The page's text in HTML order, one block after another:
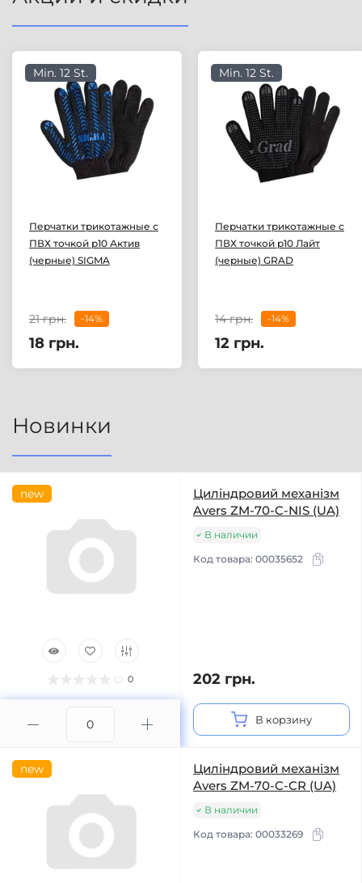
Min. 12 St.
Перчатки трикотажные с
ПВХ точкой р10 Актив
(черные) SIGMA
21 грн. -14%
18 грн.
Min. 12 St.
Перчатки трикотажные с
ПВХ точкой р10 Лайт
(черные) GRAD
14 грн. -14%
12 грн.
Новинки
new
0
Циліндровий механізм
Avers ZM-70-C-NIS (UA)
В наличии
Код товара: 00035652
202 грн.
В корзину
new
Циліндровий механізм
Avers ZM-70-C-CR (UA)
В наличии
Код товара: 00033269